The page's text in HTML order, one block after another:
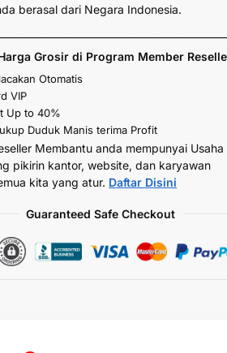
berasal dari Negara Indonesia.
Grosir di Program Member
Otomatis
VIP
Up to 40%
Duduk Manis terima Profit
Membantu anda mempunyai Usaha
pikirin kantor, website, dan karyawan
kita yang atur. Daftar Disini
Guaranteed Safe Checkout